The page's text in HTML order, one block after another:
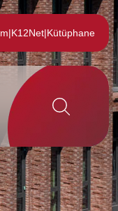
|K12Net|Kütüphane